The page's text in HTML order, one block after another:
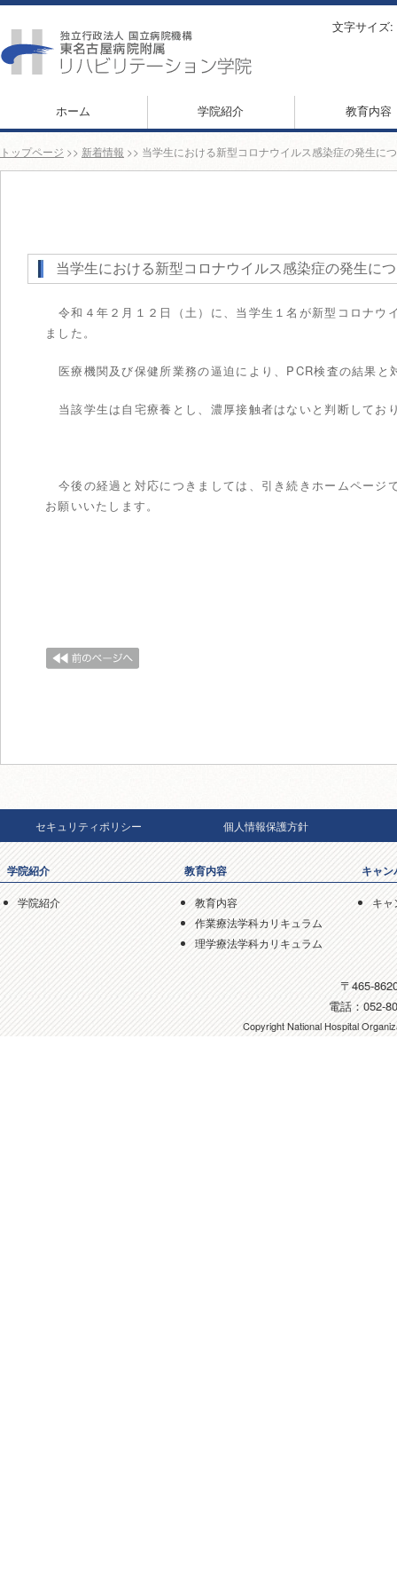
文字サイズ:
ホーム 学院紹介 教育内容
トップページ >> 新着情報 >> 当学生における新型コロナウイルス感染症の発生に
当学生における新型コロナウイルス感染症の発生に
令和４年２月１２日（土）に、当学生１名が新型コロナ
ました。
医療機関及び保健所業務の逼迫により、PCR検査の結果
当該学生は自宅療養とし、濃厚接触者はないと判断してお
今後の経過と対応につきましては、引き続きホームペー
お願いいたします。
セキュリティポリシー 個人情報保護方針
学院紹介
学院紹介
教育内容
教育内容
作業療法学科カリキュラム
理学療法学科カリキュラム
キャ
キャ
〒465-
電話：052-
Copyright National Hospital